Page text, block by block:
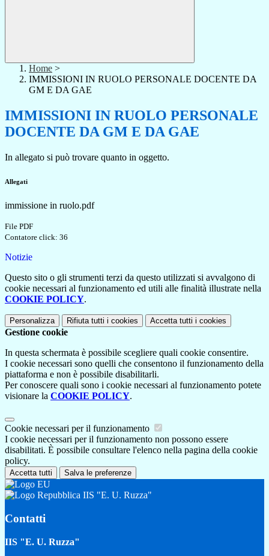
Home >
IMMISSIONI IN RUOLO PERSONALE DOCENTE DA
GM E DA GAE
IMMISSIONI IN RUOLO PERSONALE
DOCENTE DA GM E DA GAE
In allegato si può trovare quanto in oggetto.
Allegati
immissione in ruolo.pdf
File PDF
Contatore click: 36
Notizie
Questo sito o gli strumenti terzi da questo utilizzati si avvalgono di
cookie necessari al funzionamento ed utili alle finalità illustrate nella
COOKIE POLICY.
Personalizza Rifiuta tutti i cookies Accetta tutti i cookies
Gestione cookie
In questa schermata è possibile scegliere quali cookie consentire.
I cookie necessari sono quelli che consentono il funzionamento della
piattaforma e non è possibile disabilitarli.
Per conoscere quali sono i cookie necessari al funzionamento potete
visionare la COOKIE POLICY.
Cookie necessari per il funzionamento
I cookie necessari per il funzionamento non possono essere
disabilitati. È possibile consultare l'elenco nella pagina della cookie
policy.
Accetta tutti Salva le preferenze
IIS "E. U. Ruzza"
Contatti
IIS "E. U. Ruzza"